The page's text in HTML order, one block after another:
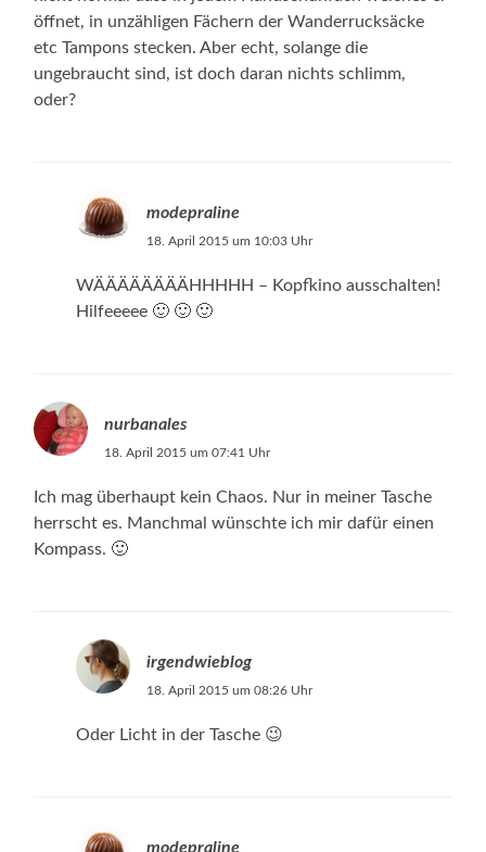
öffnet, in unzähligen Fächern der Wanderrucksäcke
etc Tampons stecken. Aber echt, solange die
ungebraucht sind, ist doch daran nichts schlimm,
oder?
modepraline
18. April 2015 um 10:03 Uhr
WÄÄÄÄÄÄÄÄHHHHH – Kopfkino ausschalten!
Hilfeeeee 🙂 🙂 🙂
nurbanales
18. April 2015 um 07:41 Uhr
Ich mag überhaupt kein Chaos. Nur in meiner Tasche
herrscht es. Manchmal wünschte ich mir dafür einen
Kompass. 🙂
irgendwieblog
18. April 2015 um 08:26 Uhr
Oder Licht in der Tasche 😉
modepraline